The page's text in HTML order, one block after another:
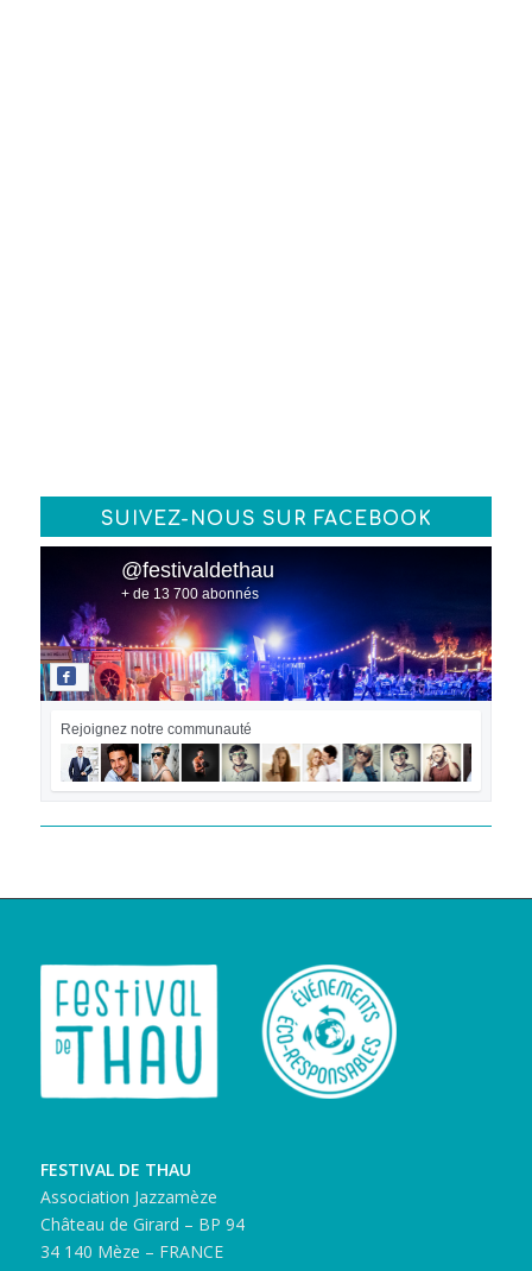
SUIVEZ-NOUS SUR FACEBOOK
@festivaldethau
+ de 13 700 abonnés
Rejoignez notre communauté
FESTIVAL DE THAU
Association Jazzamèze
Château de Girard – BP 94
34 140 Mèze – FRANCE